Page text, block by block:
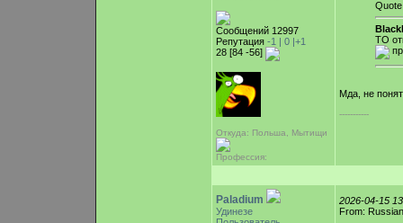
Сообщений 12997
Репутация -1 | 0 |+1
28 [84 -56]
Откуда: Польша, Мытищи
Профессия:
Quote
ТО
Мда, не
-----------
Paladium
Удинезе
2026-04-15
From: